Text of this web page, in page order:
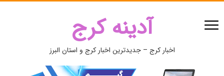
آدینه کرج
اخبار کرج – جدیدترین اخبار کرج و استان البرز